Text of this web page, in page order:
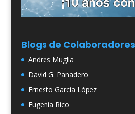
Blogs de Colaboradores
Andrés Muglia
David G. Panadero
Ernesto García López
Eugenia Rico